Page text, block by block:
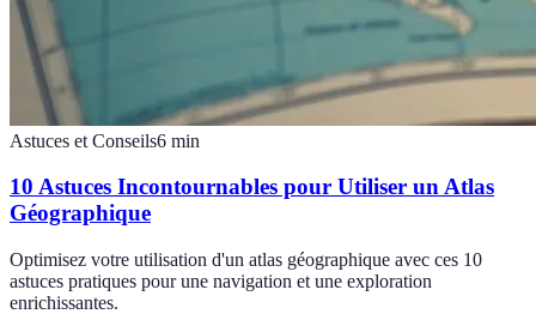
Astuces et Conseils6 min
10 Astuces Incontournables pour Utiliser un Atlas
Géographique
Optimisez votre utilisation d'un atlas géographique avec ces 10
astuces pratiques pour une navigation et une exploration
enrichissantes.